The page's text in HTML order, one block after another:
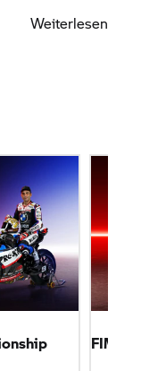
geschickt
arbeite noch
erreichen.
ist es,
Vertrauen ins
Schritt für
mit der
Weiterlesen
FIM